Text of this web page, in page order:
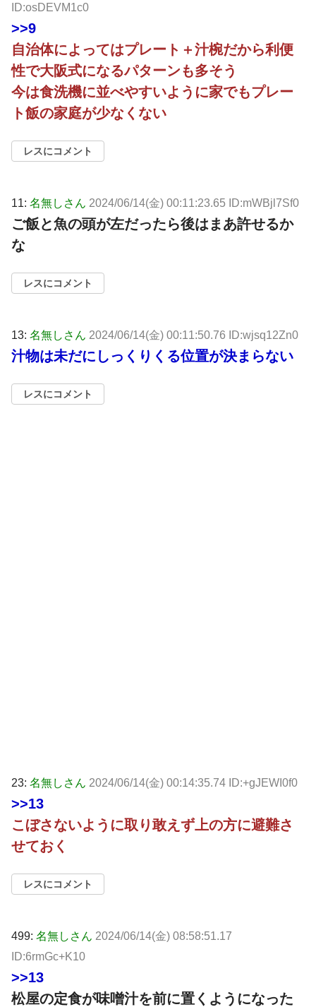
ID:osDEVM1c0
>>9
自治体によってはプレート＋汁椀だから利便
性で大阪式になるパターンも多そう
今は食洗機に並べやすいように家でもプレー
ト飯の家庭が少なくない
レスにコメント
11: 名無しさん 2024/06/14(金) 00:11:23.65 ID:mWBjl7Sf0
ご飯と魚の頭が左だったら後はまあ許せるか
な
レスにコメント
13: 名無しさん 2024/06/14(金) 00:11:50.76 ID:wjsq12Zn0
汁物は未だにしっくりくる位置が決まらない
レスにコメント
23: 名無しさん 2024/06/14(金) 00:14:35.74 ID:+gJEWI0f0
>>13
こぼさないように取り敢えず上の方に避難さ
せておく
レスにコメント
499: 名無しさん 2024/06/14(金) 08:58:51.17
ID:6rmGc+K10
>>13
松屋の定食が味噌汁を前に置くようになった